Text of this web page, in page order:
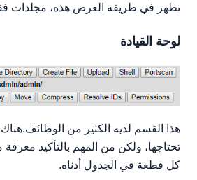
تظهر في طريقة العرض هذه، مجلدات
لوحة القيادة
هذا القسم لديه الكثير من
تحتاجها، ولكن من المهم بالتأكيد
كل قطعة في الجدول أدناه.